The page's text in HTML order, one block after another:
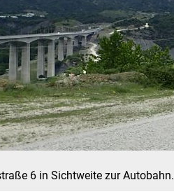
6 in Sichtweite zur Autobahn.